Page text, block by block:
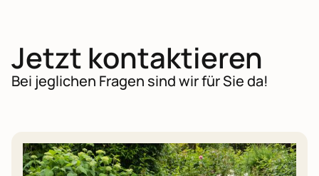
Jetzt kontaktieren
Bei jeglichen Fragen sind wir für Sie da!